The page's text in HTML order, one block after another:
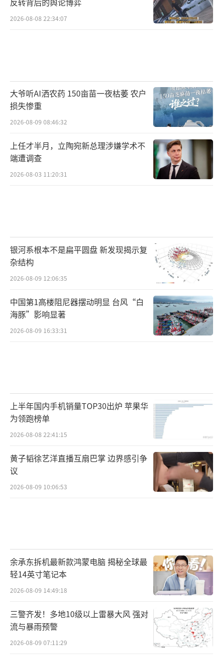
2026-08-08 22:34:07
大爷听AI洒农药 150亩苗一夜枯萎 农户
损失惨重
2026-08-09 08:46:32
上任才半月，立陶宛新总理涉嫌学术不
端遭调查
2026-08-03 11:20:31
银河系根本不是扁平圆盘 新发现揭示复
杂结构
2026-08-09 12:06:35
中国第1高楼阻尼器摆动明显 台风“白
海豚”影响显著
2026-08-09 16:33:31
上半年国内手机销量TOP30出炉 苹果华
为领跑榜单
2026-08-08 22:41:15
黄子韬徐艺洋直播互扇巴掌 边界感引争
议
2026-08-09 10:06:53
余承东拆机最新款鸿蒙电脑 揭秘全球最
轻14英寸笔记本
2026-08-09 14:49:18
三警齐发！多地10级以上雷暴大风 强对
流与暴雨预警
2026-08-09 07:11:29